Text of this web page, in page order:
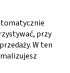
przy
W ten